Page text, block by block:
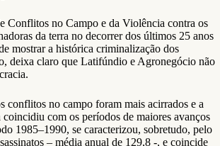
Conflitos no Campo e da Violência contra os
da terra no decorrer dos últimos 25 anos
mostrar a histórica criminalização dos
deixa claro que Latifúndio e Agronegócio não
conflitos no campo foram mais acirrados e a
com os períodos de maiores avanços
1985–1990, se caracterizou, sobretudo, pelo
– média anual de 129,8 -, e coincide